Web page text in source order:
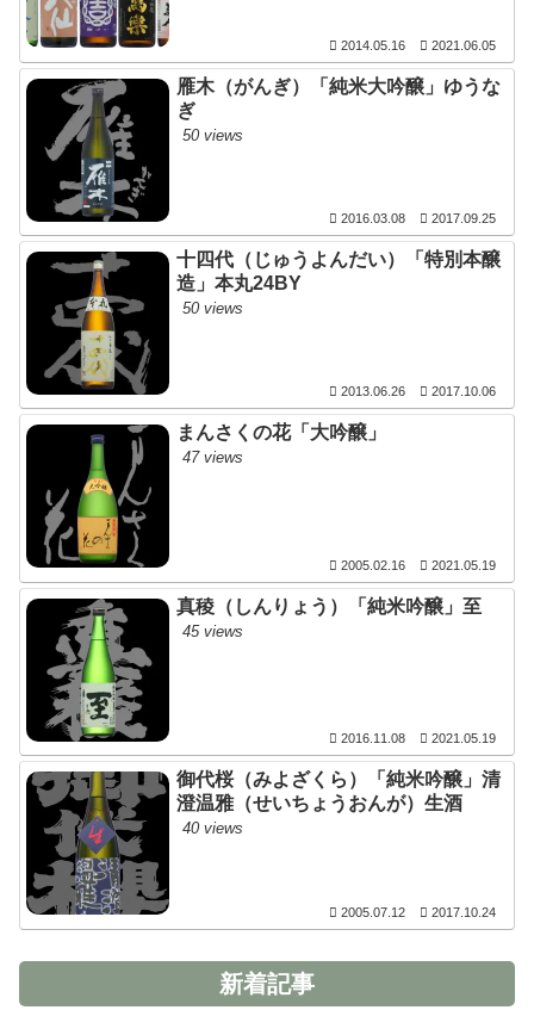
2014.05.16 2021.06.05
雁木（がんぎ）「純米大吟醸」ゆうな
ぎ
50 views
2016.03.08 2017.09.25
十四代（じゅうよんだい）「特別本醸
造」本丸24BY
50 views
2013.06.26 2017.10.06
まんさくの花「大吟醸」
47 views
2005.02.16 2021.05.19
真稜（しんりょう）「純米吟醸」至
45 views
2016.11.08 2021.05.19
御代桜（みよざくら）「純米吟醸」清
澄温雅（せいちょうおんが）生酒
40 views
2005.07.12 2017.10.24
新着記事